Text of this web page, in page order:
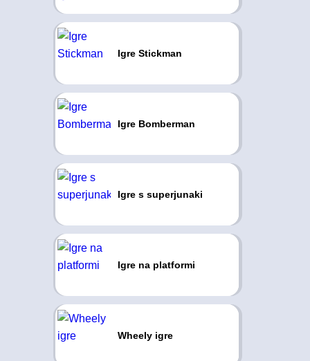
Igre Stickman
Igre Bomberman
Igre s superjunaki
Igre na platformi
Wheely igre